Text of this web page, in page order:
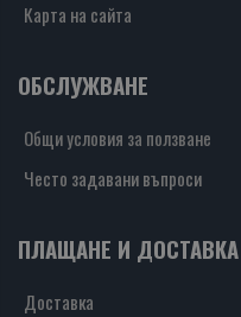
Карта на сайта
ОБСЛУЖВАНЕ
Общи условия за ползване
Често задавани въпроси
ПЛАЩАНЕ И ДОСТАВКА
Доставка